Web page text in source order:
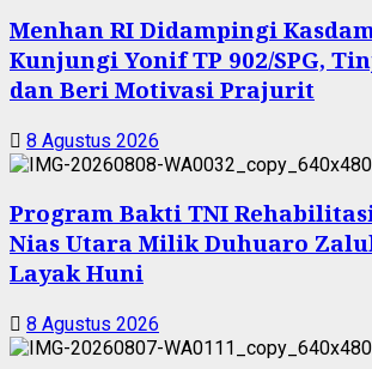
Menhan RI Didampingi
Kunjungi Yonif TP 902/SPG,
dan Beri Motivasi Prajurit
8 Agustus 2026
Program Bakti TNI
Nias Utara Milik Duhuaro
Layak Huni
8 Agustus 2026